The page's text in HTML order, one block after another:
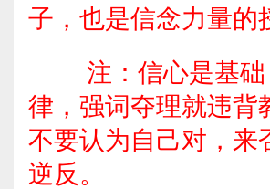
子，也是信念力量的
注：信心是基础，
律，强词夺理就违背
不要认为自己对，来
逆反。